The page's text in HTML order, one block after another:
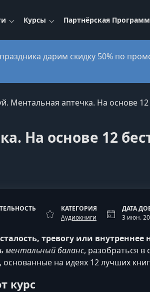
Курсы Партнёрская
дарим скидку 50% по
Ментальная аптечка. На основе
На основе 12
КАТЕГОРИЯ
Аудиокниги
ДАТА
3 июн.
тревогу или
ментальный баланс, разобраться в
на идеях 12 лучших
курс